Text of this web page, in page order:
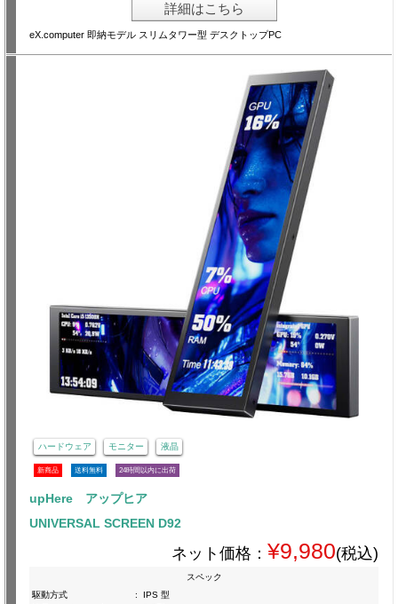
詳細はこちら
eX.computer 即納モデル スリムタワー型 デスクトップPC
ハードウェア モニター 液晶
新商品 送料無料 24時間以内に出荷
upHere アップヒア
UNIVERSAL SCREEN D92
ネット価格： ¥9,980(税込)
スペック
駆動方式
:
IPS 型